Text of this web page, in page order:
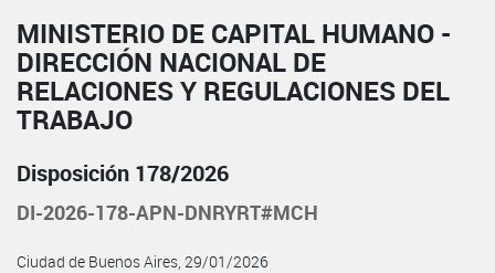
MINISTERIO DE CAPITAL HUMANO -
DIRECCIÓN NACIONAL DE
RELACIONES Y REGULACIONES DEL
TRABAJO
Disposición 178/2026
DI-2026-178-APN-DNRYRT#MCH
Ciudad de Buenos Aires, 29/01/2026